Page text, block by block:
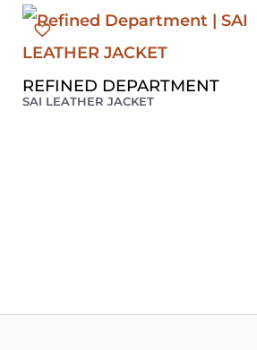
REFINED DEPARTMENT
SAI LEATHER JACKET